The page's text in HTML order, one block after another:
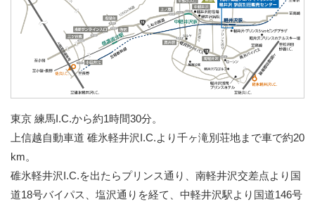
東京 練馬I.C.から約1時間30分。
上信越自動車道 碓氷軽井沢I.C.より千ヶ滝別荘地まで車で約20
km。
碓氷軽井沢I.C.を出たらプリンス通り、南軽井沢交差点より国
道18号バイパス、塩沢通りを経て、中軽井沢駅より国道146号